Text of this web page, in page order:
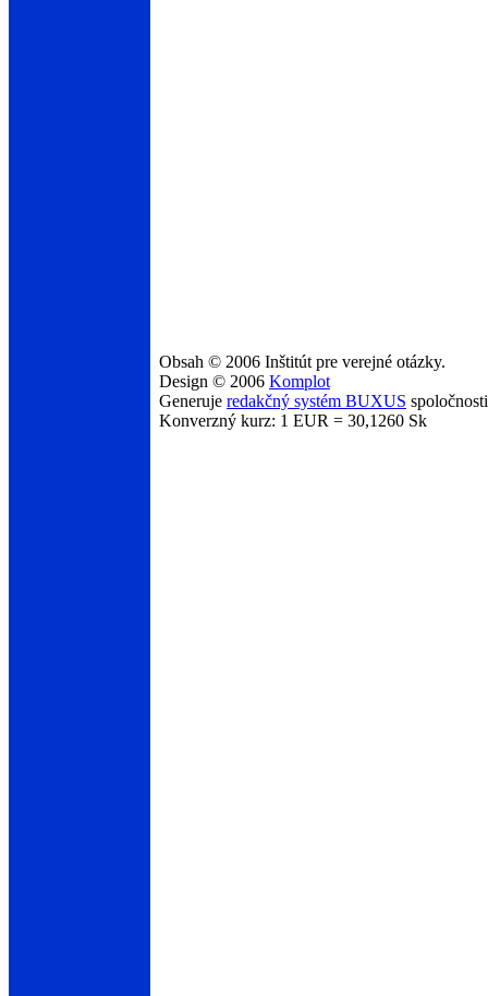
Obsah © 2006 Inštitút pre verejné otázky.
Design © 2006 Komplot
Generuje redakčný systém BUXUS
Konverzný kurz: 1 EUR = 30,1260 Sk